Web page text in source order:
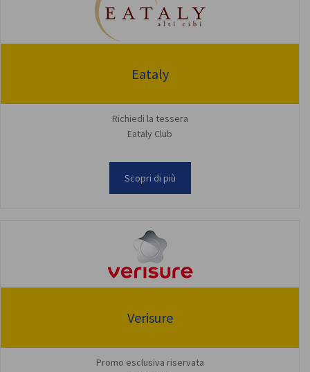
Eataly
Richiedi la tessera
Eataly Club
Scopri di più
Verisure
Promo esclusiva riservata